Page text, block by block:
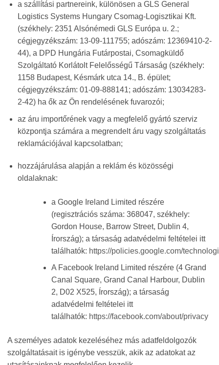
a szállítási partnereink, különösen a GLS General
Logistics Systems Hungary Csomag-Logisztikai Kft.
(székhely: 2351 Alsónémedi GLS Európa u. 2.;
cégjegyzékszám: 13-09-111755; adószám: 12369410-2-
44), a DPD Hungária Futárpostai, Csomagküldő
Szolgáltató Korlátolt Felelősségű Társaság (székhely:
1158 Budapest, Késmárk utca 14., B. épület;
cégjegyzékszám: 01-09-888141; adószám: 13034283-
2-42) ha ők az Ön rendelésének fuvarozói;
az áru importőrének vagy a megfelelő gyártó szerviz
központja számára a megrendelt áru vagy szolgáltatás
reklamációjával kapcsolatban;
hozzájárulása alapján a reklám és közösségi
oldalaknak:
a Google Ireland Limited részére
(regisztrációs száma: 368047, székhely:
Gordon House, Barrow Street, Dublin 4,
Írország); a társaság adatvédelmi feltételei itt
találhatók: https://policies.google.com/
A Facebook Ireland Limited részére (4 Grand
Canal Square, Grand Canal Harbour, Dublin
2, D02 X525, Írország); a társaság
adatvédelmi feltételei itt
találhatók: https://facebook.com/about/privacy
A személyes adatok kezeléséhez más adatfeldolgozók
szolgáltatásait is igénybe vesszük, akik az adatokat az